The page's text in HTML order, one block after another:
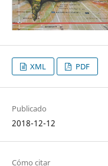
XML PDF
Publicado
2018-12-12
Cómo citar